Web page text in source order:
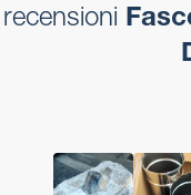
recensioni